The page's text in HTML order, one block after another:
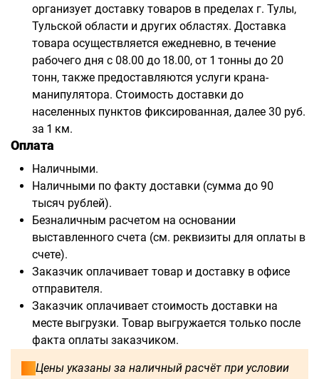
организует доставку товаров в пределах г. Тулы,
Тульской области и других областях. Доставка
товара осуществляется ежедневно, в течение
рабочего дня с 08.00 до 18.00, от 1 тонны до 20
тонн, также предоставляются услуги крана-
манипулятора. Стоимость доставки до
населенных пунктов фиксированная, далее 30 руб.
за 1 км.
Оплата
Наличными.
Наличными по факту доставки (сумма до 90
тысяч рублей).
Безналичным расчетом на основании
выставленного счета (см. реквизиты для оплаты в
счете).
Заказчик оплачивает товар и доставку в офисе
отправителя.
Заказчик оплачивает стоимость доставки на
месте выгрузки. Товар выгружается только после
факта оплаты заказчиком.
Цены указаны за наличный расчёт при условии
В наличии:
2000
Доступны для заказа:
750 1250 1500
1800 2250 2500 2750